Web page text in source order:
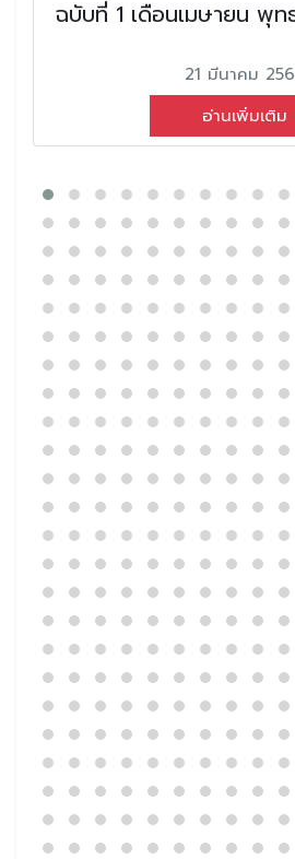
ฉบับที่ 1 เดือนเมษายน พุ
21 มีนาคม
อ่านเพิ่มเติม